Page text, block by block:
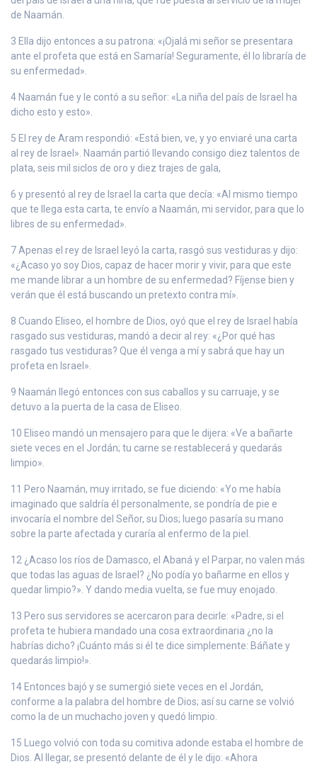
de Naamán.
3 Ella dijo entonces a su patrona: «¡Ojalá mi señor se presentara
ante el profeta que está en Samaría! Seguramente, él lo libraría de
su enfermedad».
4 Naamán fue y le contó a su señor: «La niña del país de Israel ha
dicho esto y esto».
5 El rey de Aram respondió: «Está bien, ve, y yo enviaré una carta
al rey de Israel». Naamán partió llevando consigo diez talentos de
plata, seis mil siclos de oro y diez trajes de gala,
6 y presentó al rey de Israel la carta que decía: «Al mismo tiempo
que te llega esta carta, te envío a Naamán, mi servidor, para que lo
libres de su enfermedad».
7 Apenas el rey de Israel leyó la carta, rasgó sus vestiduras y dijo:
«¿Acaso yo soy Dios, capaz de hacer morir y vivir, para que este
me mande librar a un hombre de su enfermedad? Fíjense bien y
verán que él está buscando un pretexto contra mí».
8 Cuando Eliseo, el hombre de Dios, oyó que el rey de Israel había
rasgado sus vestiduras, mandó a decir al rey: «¿Por qué has
rasgado tus vestiduras? Que él venga a mí y sabrá que hay un
profeta en Israel».
9 Naamán llegó entonces con sus caballos y su carruaje, y se
detuvo a la puerta de la casa de Eliseo.
10 Eliseo mandó un mensajero para que le dijera: «Ve a bañarte
siete veces en el Jordán; tu carne se restablecerá y quedarás
limpio».
11 Pero Naamán, muy irritado, se fue diciendo: «Yo me había
imaginado que saldría él personalmente, se pondría de pie e
invocaría el nombre del Señor, su Dios; luego pasaría su mano
sobre la parte afectada y curaría al enfermo de la piel.
12 ¿Acaso los ríos de Damasco, el Abaná y el Parpar, no valen más
que todas las aguas de Israel? ¿No podía yo bañarme en ellos y
quedar limpio?». Y dando media vuelta, se fue muy enojado.
13 Pero sus servidores se acercaron para decirle: «Padre, si el
profeta te hubiera mandado una cosa extraordinaria ¿no la
habrías dicho? ¡Cuánto más si él te dice simplemente: Báñate y
quedarás limpio!».
14 Entonces bajó y se sumergió siete veces en el Jordán,
conforme a la palabra del hombre de Dios; así su carne se volvió
como la de un muchacho joven y quedó limpio.
15 Luego volvió con toda su comitiva adonde estaba el hombre de
Dios. Al llegar, se presentó delante de él y le dijo: «Ahora